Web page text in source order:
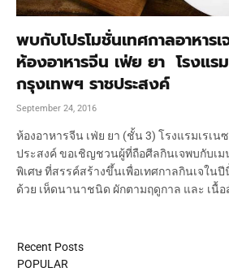
พบกับโปรโมชั่นเทศกาลอาหาร
ห้องอาหารจีน เฟ่ย ยา โรงแร
กรุงเทพฯ ราชประสงค์
September 24, 2016
ห้องอาหารจีน เฟ่ย ยา (ชั้น 3) โรงแรมเรเน
ประสงค์ ขอเชิญชวนผู้ที่ถือศีลกินเจพบกับเ
พิเศษ ที่สรรค์สร้างขึ้นเพื่อเทศกาลกินเจใน
ด้วย เห็ดนานาชนิด ผักตามฤดูกาล และ เนื้
Recent Posts
POPULAR